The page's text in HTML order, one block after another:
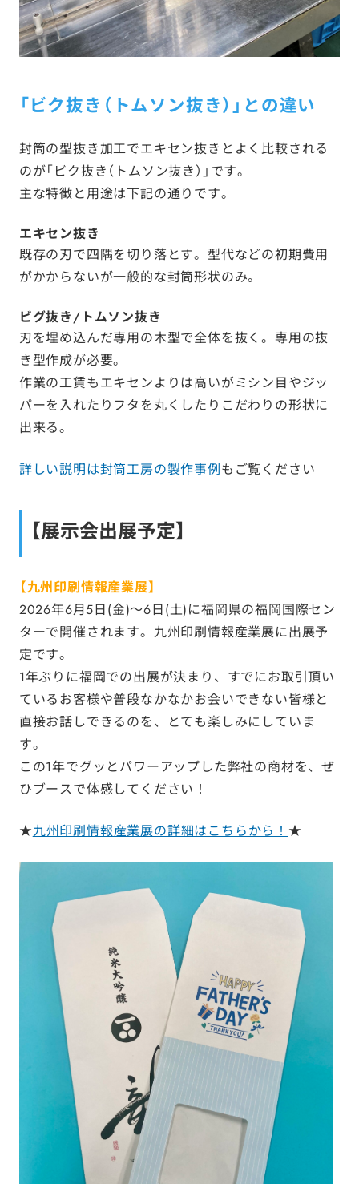
「ビク抜き（トムソン抜き）」との違い
封筒の型抜き加工でエキセン抜きとよく比較される
のが「ビク抜き（トムソン抜き）」です。
主な特徴と用途は下記の通りです。
エキセン抜き
既存の刃で四隅を切り落とす。型代などの初期費用
がかからないが一般的な封筒形状のみ。
ビグ抜き/トムソン抜き
刃を埋め込んだ専用の木型で全体を抜く。専用の抜
き型作成が必要。
作業の工賃もエキセンよりは高いがミシン目やジッ
パーを入れたりフタを丸くしたりこだわりの形状に
出来る。
詳しい説明は封筒工房の製作事例もご覧ください
【展示会出展予定】
【九州印刷情報産業展】
2026年6月5日(金)～6日(土)に福岡県の福岡国際セン
ターで開催されます。九州印刷情報産業展に出展予
定です。
1年ぶりに福岡での出展が決まり、すでにお取引頂い
ているお客様や普段なかなかお会いできない皆様と
直接お話しできるのを、とても楽しみにしていま
す。
この1年でグッとパワーアップした弊社の商材を、ぜ
ひブースで体感してください！
★九州印刷情報産業展の詳細はこちらから！ ★